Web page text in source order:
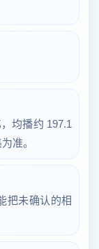
均播约 197.1
准。
把未确认的相